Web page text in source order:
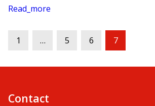
Read_more
Berichten
1 … 5 6 7
Contact